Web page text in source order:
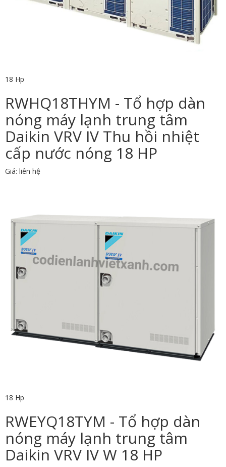
18 Hp
RWHQ18THYM - Tổ hợp dàn
nóng máy lạnh trung tâm
Daikin VRV IV Thu hồi nhiệt
cấp nước nóng 18 HP
Giá: liên hệ
18 Hp
RWEYQ18TYM - Tổ hợp dàn
nóng máy lạnh trung tâm
Daikin VRV IV W 18 HP